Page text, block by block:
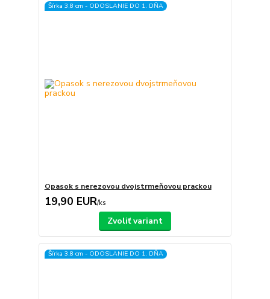
Šírka 3,8 cm - ODOSLANIE DO 1. DŇA
Opasok s nerezovou dvojstrmeňovou prackou
19,90 EUR/ks
Zvoliť variant
Šírka 3,8 cm - ODOSLANIE DO 1. DŇA